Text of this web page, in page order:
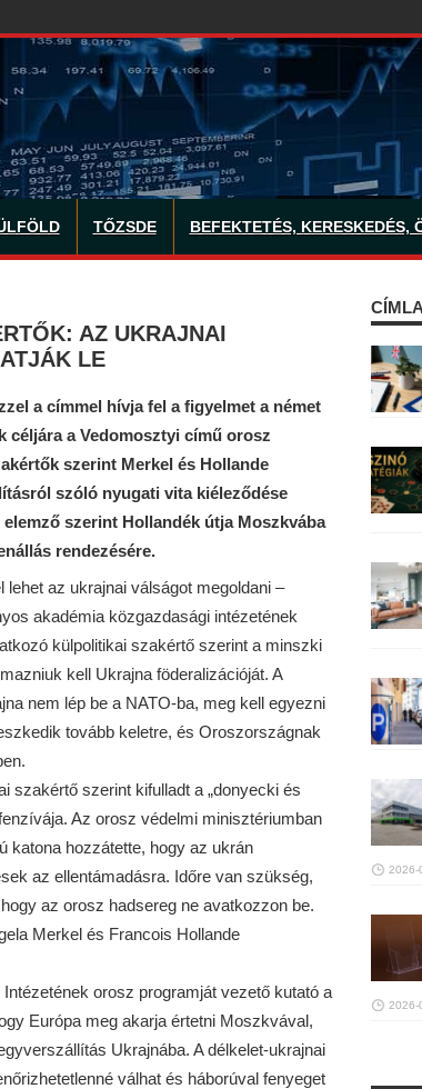
TŐZSDE BEFEKTETÉS, KERESKEDÉS,
AZ UKRAJNAI
LE
a címmel hívja fel a figyelmet a német
céljára a Vedomosztyi című orosz
szerint Merkel és Hollande
szóló nyugati vita kiéleződése
szerint Hollandék útja Moszkvába
rendezésére.
az ukrajnai válságot megoldani –
akadémia közgazdasági intézetének
külpolitikai szakértő szerint a minszki
kell Ukrajna föderalizációját. A
nem lép be a NATO-ba, meg kell egyezni
tovább keletre, és Oroszországnak
szakértő szerint kifulladt a „donyecki és
Az orosz védelmi minisztériumban
katona hozzátette, hogy az ukrán
az ellentámadásra. Időre van szükség,
az orosz hadsereg ne avatkozzon be.
Merkel és Francois Hollande
orosz programját vezető kutató a
Európa meg akarja értetni Moszkvával,
Ukrajnába. A délkelet-ukrajnai
válhat és háborúval fenyeget
2026-
2026-